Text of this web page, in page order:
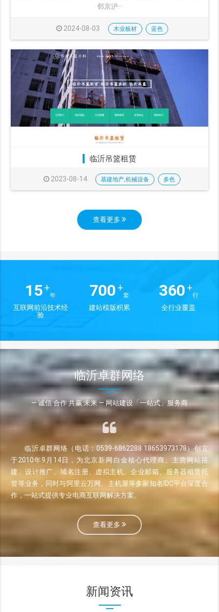
邻京沪···
2024-08-03 木业板材 蓝色
临沂吊篮租赁
2023-08-14 基建地产,机械设备 多色
查看更多
15+
年
互联网前沿技术经
验
700 +
套
建站模版积累
360 +
行
全行业覆盖
临沂卓群网络
— 诚信 合作 共赢 未来 — 网站建设「一站式」服务商
临沂卓群网络（电话：0539-6862288 18653973178）创立
于2010年9月14日，为北京新网白金核心代理商。主营网站搭
建、设计推广、域名注册、虚拟主机、企业邮箱、服务器租赁托
管等业务，同时与阿里云万网、主机屋等多家知名IDC平台深度合
作，一站式提供专业电商互联网解决方案。
查看更多
新闻资讯